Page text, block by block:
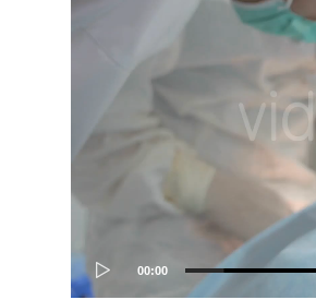
00:00